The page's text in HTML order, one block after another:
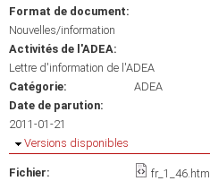
Format de document:
Nouvelles/information
Activités de l'ADEA:
Lettre d'information de l'ADEA
Catégorie:
ADEA
Date de parution:
2011-01-21
Masquer
Versions disponibles
Fichier:
fr_1_46.html